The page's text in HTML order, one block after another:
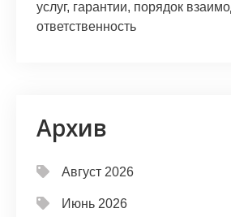
услуг, гарантии, порядок
ответственность
Архив
Август 2026
Июнь 2026